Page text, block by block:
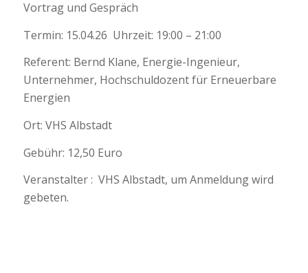
Vortrag und Gespräch
Termin: 15.04.26 Uhrzeit: 19:00 – 21:00
Referent: Bernd Klane, Energie-Ingenieur,
Unternehmer, Hochschuldozent für Erneuerbare
Energien
Ort: VHS Albstadt
Gebühr: 12,50 Euro
Veranstalter : VHS Albstadt, um Anmeldung wird
gebeten.